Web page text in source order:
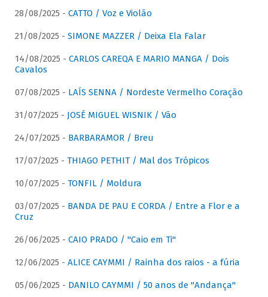
28/08/2025 - CATTO / Voz e Violão
21/08/2025 - SIMONE MAZZER / Deixa Ela Falar
14/08/2025 - CARLOS CAREQA E MARIO MANGA / Dois
Cavalos
07/08/2025 - LAÍS SENNA / Nordeste Vermelho Coração
31/07/2025 - JOSÉ MIGUEL WISNIK / Vão
24/07/2025 - BARBARAMOR / Breu
17/07/2025 - THIAGO PETHIT / Mal dos Trópicos
10/07/2025 - TONFIL / Moldura
03/07/2025 - BANDA DE PAU E CORDA / Entre a Flor e a
Cruz
26/06/2025 - CAIO PRADO / "Caio em Ti"
12/06/2025 - ALICE CAYMMI / Rainha dos raios - a fúria
05/06/2025 - DANILO CAYMMI / 50 anos de "Andança"